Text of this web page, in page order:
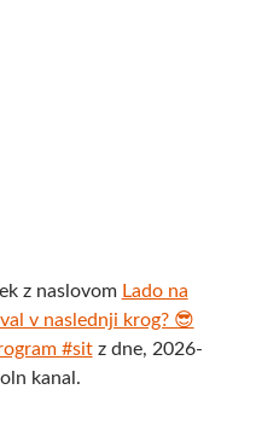
z naslovom Lado na
v naslednji krog? 😎
#sitz dne, 2026-
kanal.